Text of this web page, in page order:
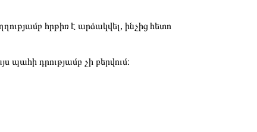
հրթիռ է արձակվել, ինչից հետո
դրությամբ չի բերվում։